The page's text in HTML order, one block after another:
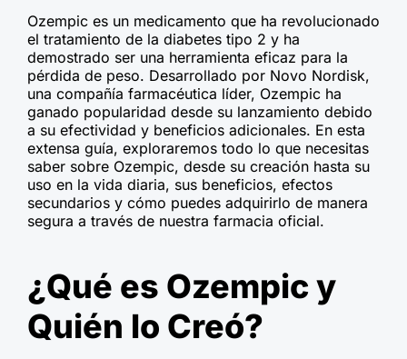
Ozempic es un medicamento que ha revolucionado
el tratamiento de la diabetes tipo 2 y ha
demostrado ser una herramienta eficaz para la
pérdida de peso. Desarrollado por Novo Nordisk,
una compañía farmacéutica líder, Ozempic ha
ganado popularidad desde su lanzamiento debido
a su efectividad y beneficios adicionales. En esta
extensa guía, exploraremos todo lo que necesitas
saber sobre Ozempic, desde su creación hasta su
uso en la vida diaria, sus beneficios, efectos
secundarios y cómo puedes adquirirlo de manera
segura a través de nuestra farmacia oficial.
¿Qué es Ozempic y
Quién lo Creó?